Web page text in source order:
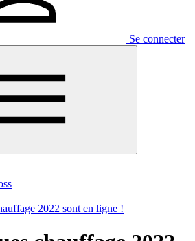
Se connecter
2022 sont en ligne !